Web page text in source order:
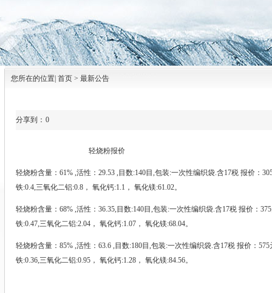
您所在的位置| 首页 > 最新公告
分享到： 0
轻烧粉报价
轻烧粉含量：61% ,活性：29.53 ,目数:140目,包装:一次性编织袋.含17税 报价：
铁:0.4,三氧化二铝:0.8， 氧化钙:1.1， 氧化镁:61.02。
轻烧粉含量：68% ,活性：36.35,目数:140目,包装:一次性编织袋.含17税 报价：
铁:0.47,三氧化二铝:2.04， 氧化钙:1.07， 氧化镁:68.04。
轻烧粉含量：85% ,活性：63.6 ,目数:180目,包装:一次性编织袋.含17税 报价：
铁:0.36,三氧化二铝:0.95， 氧化钙:1.28， 氧化镁:84.56。